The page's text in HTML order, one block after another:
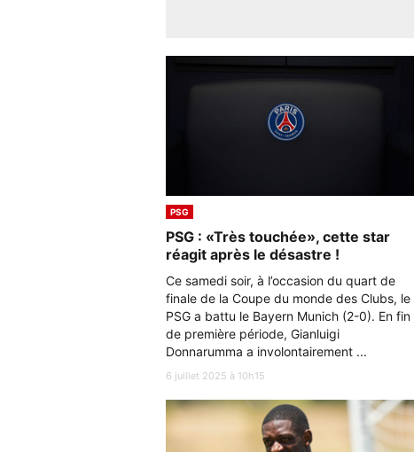
PSG
PSG : «Très touchée», cette star
réagit après le désastre !
Ce samedi soir, à l’occasion du quart de
finale de la Coupe du monde des Clubs, le
PSG a battu le Bayern Munich (2-0). En fin
de première période, Gianluigi
Donnarumma a involontairement ...
6 juillet 2025 à 10h15